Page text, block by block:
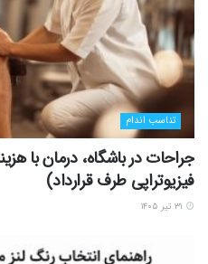
تناسب اندام
جراحات در باشگاه، درمان با
فیزیوتراپی طرف قرارداد)